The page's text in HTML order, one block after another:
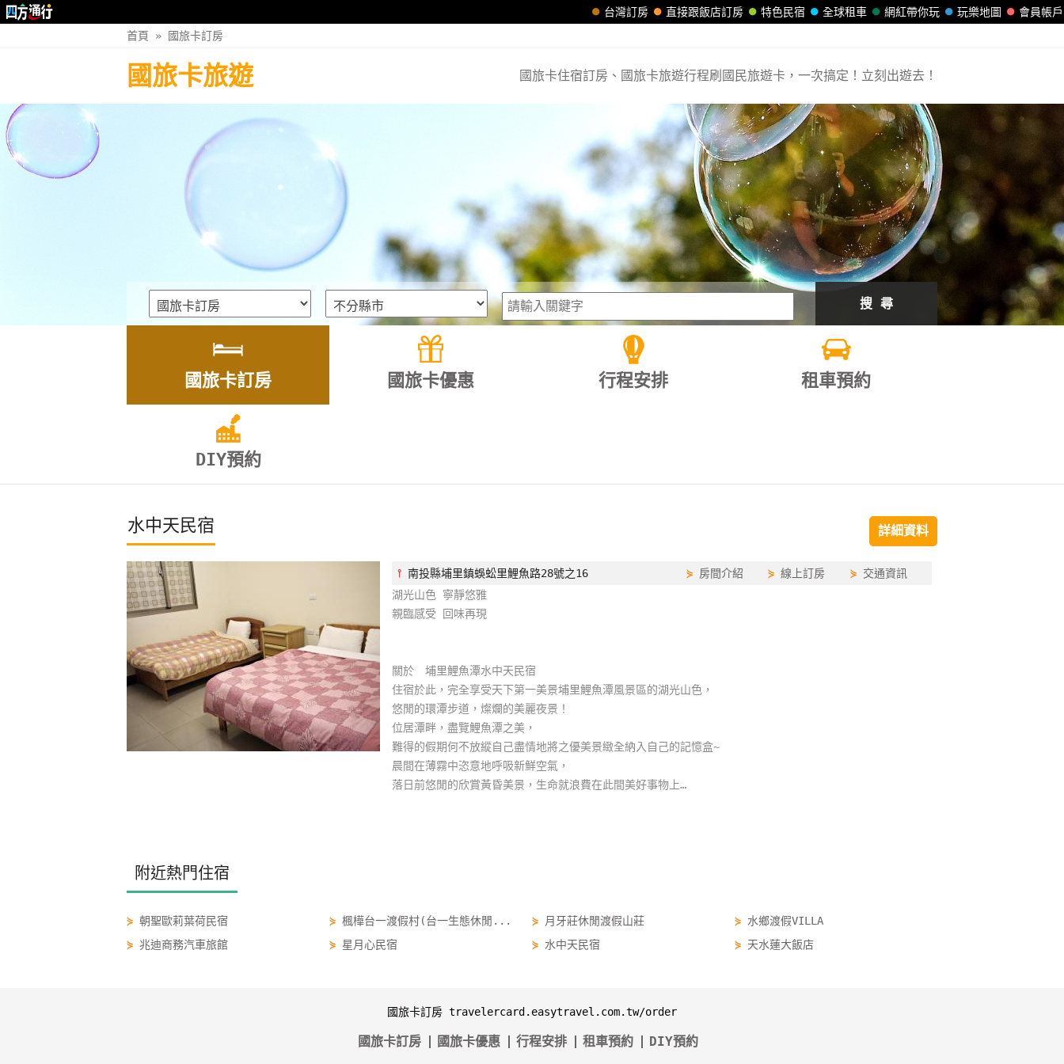
會員帳戶
玩樂地圖
網紅帶你玩
全球租車
特色民宿
直接跟飯店訂房
台灣訂房
首頁 » 國旅卡訂房
國旅卡旅遊 國旅卡住宿訂房、國旅卡旅遊行程刷國民旅遊卡，一次搞定！立刻出遊去！
搜 尋
國旅卡訂房 國旅卡優惠 行程安排 租車預約
DIY預約
水中天民宿 詳細資料
⫯ 南投縣埔里鎮蜈蚣里鯉魚路28號之16 ⋟ 房間介紹 ⋟線上訂房 ⋟ 交通資訊
湖光山色 寧靜悠雅
親臨感受 回味再現
關於 埔里鯉魚潭水中天民宿
住宿於此，完全享受天下第一美景埔里鯉魚潭風景區的湖光山色，
悠閒的環潭步道，燦爛的美麗夜景！
位居潭畔，盡覽鯉魚潭之美，
難得的假期何不放縱自己盡情地將之優美景緻全納入自己的記憶盒~
晨間在薄霧中恣意地呼吸新鮮空氣，
落日前悠閒的欣賞黃昏美景，生命就浪費在此間美好事物上…
附近熱門住宿
⋟ 朝聖歐莉葉荷民宿 ⋟ 楓樺台一渡假村(台一生態休閒... ⋟ 月牙莊休閒渡假山莊 ⋟ 水鄉渡假VILLA
⋟ 兆迪商務汽車旅館 ⋟ 星月心民宿 ⋟ 水中天民宿 ⋟ 天水蓮大飯店
國旅卡訂房 travelercard.easytravel.com.tw/order
國旅卡訂房 國旅卡優惠 行程安排 租車預約 DIY預約